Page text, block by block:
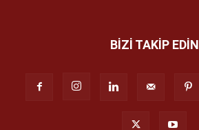
BİZİ TAKİP EDİN